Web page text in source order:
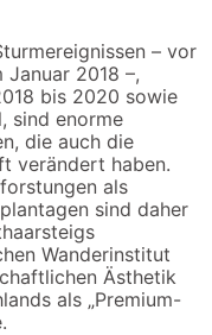
– vor
Januar 2018 –,
bis 2020 sowie
sind enorme
die auch die
verändert haben.
als
sind daher
Wanderinstitut
Ästhetik
als „Premium-